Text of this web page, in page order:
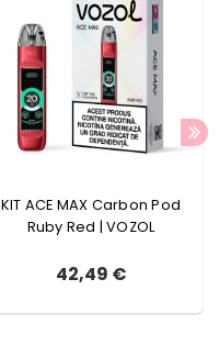
KIT ACE MAX Carbon Pod
Ruby Red | VOZOL
42,49 €